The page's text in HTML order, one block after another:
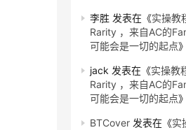
李胜 发表在《实操教
Rarity ，来自AC的
可能会是一切的起点》
jack 发表在《实操教
Rarity ，来自AC的
可能会是一切的起点》
BTCover 发表在《实